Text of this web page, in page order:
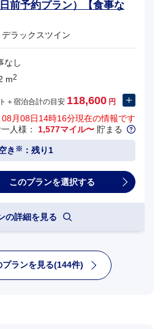
前予約プラン）【食事な
ックスツイン
なし
m2
＋宿泊合計の目安 118,600 円
08月08日14時16分現在の情報です
人様： 1,577マイル〜 貯まる
き ※ ：残り1
の詳細を見る
プランを見る(144件)